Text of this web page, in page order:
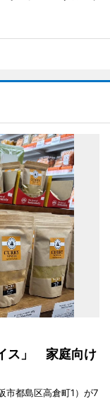
ス」 家庭向け
市都島区高倉町1）が7